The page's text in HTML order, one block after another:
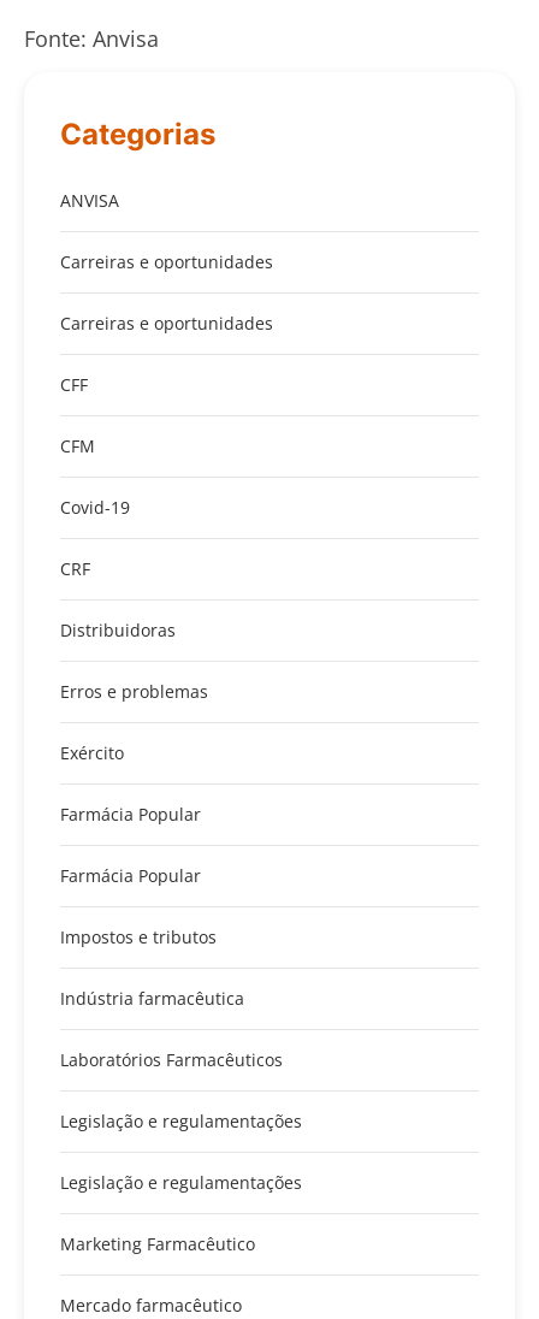
Fonte: Anvisa
Categorias
ANVISA
Carreiras e oportunidades
Carreiras e oportunidades
CFF
CFM
Covid-19
CRF
Distribuidoras
Erros e problemas
Exército
Farmácia Popular
Farmácia Popular
Impostos e tributos
Indústria farmacêutica
Laboratórios Farmacêuticos
Legislação e regulamentações
Legislação e regulamentações
Marketing Farmacêutico
Mercado farmacêutico